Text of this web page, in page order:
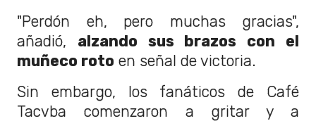
"Perdón eh, pero muchas gracias",
añadió, alzando sus brazos con el
muñeco roto en señal de victoria.
Sin embargo, los fanáticos de Café
Tacvba comenzaron a gritar y a